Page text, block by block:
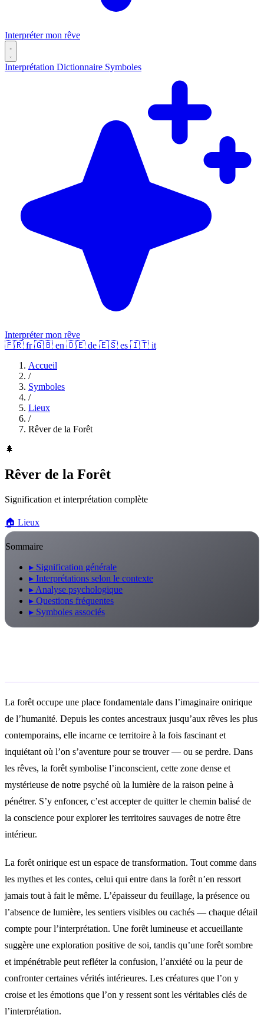
Interpréter mon rêve
Interprétation Dictionnaire Symboles
Interpréter mon rêve
🇫🇷 fr 🇬🇧 en 🇩🇪 de 🇪🇸 es 🇮🇹 it
Accueil
/
Symboles
/
Lieux
/
Rêver de la Forêt
🌲
Rêver de la Forêt
Signification et interprétation complète
🏠 Lieux
Sommaire
▸ Signification générale
▸ Interprétations selon le contexte
▸ Analyse psychologique
▸ Questions fréquentes
▸ Symboles associés
La forêt occupe une place fondamentale dans l’imaginaire onirique
de l’humanité. Depuis les contes ancestraux jusqu’aux rêves les plus
contemporains, elle incarne ce territoire à la fois fascinant et
inquiétant où l’on s’aventure pour se trouver — ou se perdre. Dans
les rêves, la forêt symbolise l’inconscient, cette zone dense et
mystérieuse de notre psyché où la lumière de la raison peine à
pénétrer. S’y enfoncer, c’est accepter de quitter le chemin balisé de
la conscience pour explorer les territoires sauvages de notre être
intérieur.
La forêt onirique est un espace de transformation. Tout comme dans
les mythes et les contes, celui qui entre dans la forêt n’en ressort
jamais tout à fait le même. L’épaisseur du feuillage, la présence ou
l’absence de lumière, les sentiers visibles ou cachés — chaque détail
compte pour l’interprétation. Une forêt lumineuse et accueillante
suggère une exploration positive de soi, tandis qu’une forêt sombre
et impénétrable peut refléter la confusion, l’anxiété ou la peur de
confronter certaines vérités intérieures. Les créatures que l’on y
croise et les émotions que l’on y ressent sont les véritables clés de
l’interprétation.